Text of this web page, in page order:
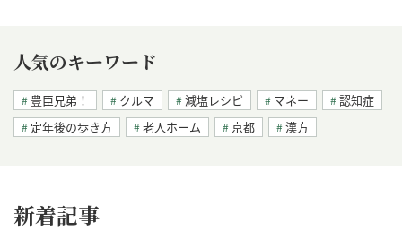
人気のキーワード
豊臣兄弟！ クルマ 減塩レシピ マネー
認知症
定年後の歩き方
老人ホーム 京都 漢方
新着記事